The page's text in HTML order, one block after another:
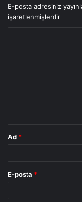
E-posta adresiniz
işaretlenmişlerdir
Ad *
E-posta *